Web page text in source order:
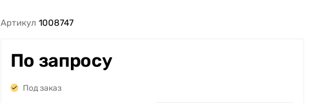
Артикул 1008747
По запросу
Под заказ